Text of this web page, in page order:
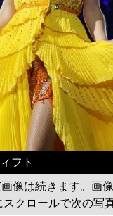
フト
像は続きます。画像
スクロールで次の写